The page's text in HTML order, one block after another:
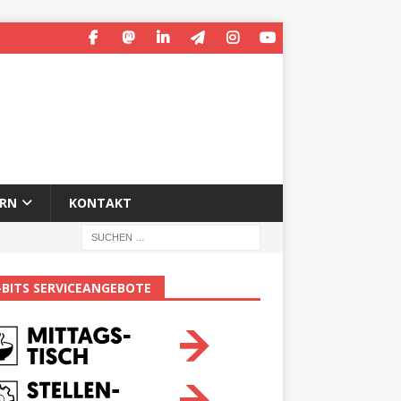
KONTAKT
SERVICEANGEBOTE